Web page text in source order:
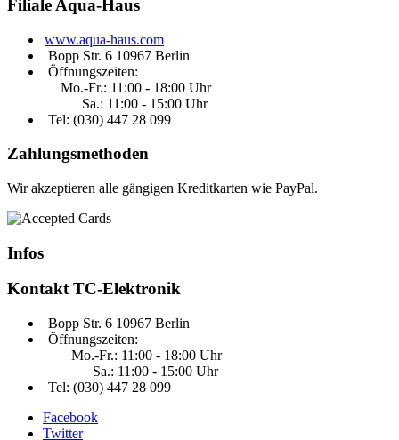
Filiale Aqua-Haus
www.aqua-haus.com
Bopp Str. 6 10967 Berlin
Öffnungszeiten:
Mo.-Fr.: 11:00 - 18:00 Uhr
Sa.: 11:00 - 15:00 Uhr
Tel: (030) 447 28 099
Zahlungsmethoden
Wir akzeptieren alle gängigen Kreditkarten wie PayPal.
Infos
KontaktTC-Elektronik
Bopp Str. 6 10967 Berlin
Öffnungszeiten:
Mo.-Fr.: 11:00 - 18:00 Uhr
Sa.: 11:00 - 15:00 Uhr
Tel: (030) 447 28 099
Facebook
Twitter